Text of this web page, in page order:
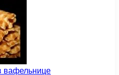
вафельнице